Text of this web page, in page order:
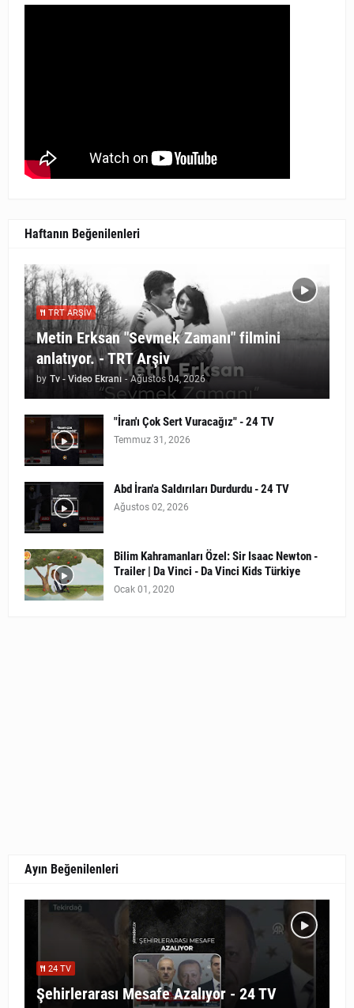
Haftanın Beğenilenleri
TRT ARŞIV
Metin Erksan "Sevmek Zamanı" filmini
anlatıyor. - TRT Arşiv
by Tv - Video Ekranı - Ağustos 04, 2026
"İran'ı Çok Sert Vuracağız" - 24 TV
Temmuz 31, 2026
Abd İran'a Saldırıları Durdurdu - 24 TV
Ağustos 02, 2026
Bilim Kahramanları Özel: Sir Isaac Newton -
Trailer | Da Vinci - Da Vinci Kids Türkiye
Ocak 01, 2020
Ayın Beğenilenleri
24 TV
Şehirlerarası Mesafe Azalıyor - 24 TV